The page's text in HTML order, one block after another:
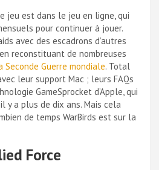
jeu est dans le jeu en ligne, qui
pour continuer à jouer.
avec des escadrons d’autres
reconstituant de nombreuses
Seconde Guerre mondiale. Total
leur support Mac ; leurs FAQs
GameSprocket d’Apple, qui
y a plus de dix ans. Mais cela
de temps WarBirds est sur la
Force